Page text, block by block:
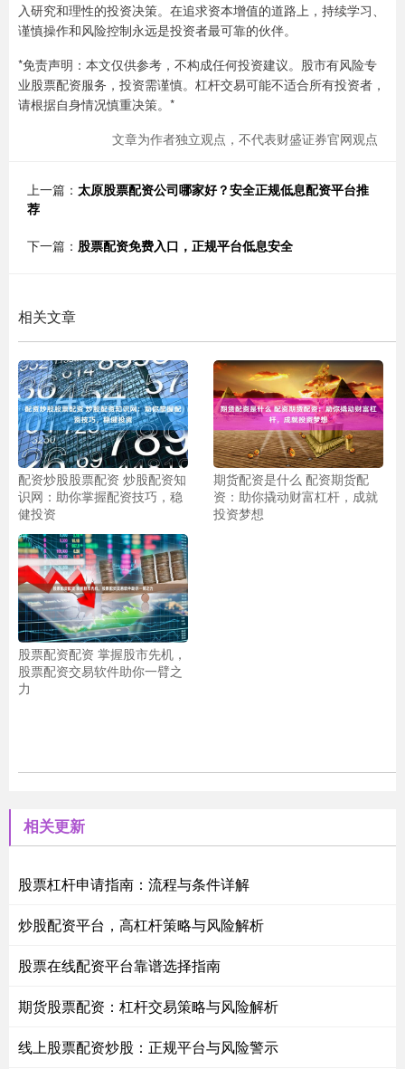
入研究和理性的投资决策。在追求资本增值的道路上，持续学习、
谨慎操作和风险控制永远是投资者最可靠的伙伴。
*免责声明：本文仅供参考，不构成任何投资建议。股市有风险专
业股票配资服务，投资需谨慎。杠杆交易可能不适合所有投资者，
请根据自身情况慎重决策。*
文章为作者独立观点，不代表财盛证券官网观点
上一篇： 太原股票配资公司哪家好？安全正规低息配资平台推
荐
下一篇： 股票配资免费入口，正规平台低息安全
相关文章
配资炒股股票配资 炒股配资知
识网：助你掌握配资技巧，稳
健投资
期货配资是什么 配资期货配
资：助你撬动财富杠杆，成就
投资梦想
股票配资配资 掌握股市先机，
股票配资交易软件助你一臂之
力
相关更新
股票杠杆申请指南：流程与条件详解
炒股配资平台，高杠杆策略与风险解析
股票在线配资平台靠谱选择指南
期货股票配资：杠杆交易策略与风险解析
线上股票配资炒股：正规平台与风险警示